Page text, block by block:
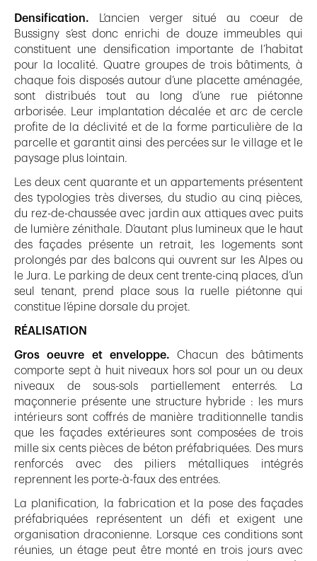
Densification. L’ancien verger situé au coeur de
Bussigny s’est donc enrichi de douze immeubles qui
constituent une densification importante de l’habitat
pour la localité. Quatre groupes de trois bâtiments, à
chaque fois disposés autour d’une placette aménagée,
sont distribués tout au long d’une rue piétonne
arborisée. Leur implantation décalée et arc de cercle
profite de la déclivité et de la forme particulière de la
parcelle et garantit ainsi des percées sur le village et le
paysage plus lointain.
Les deux cent quarante et un appartements présentent
des typologies très diverses, du studio au cinq pièces,
du rez-de-chaussée avec jardin aux attiques avec puits
de lumière zénithale. D’autant plus lumineux que le haut
des façades présente un retrait, les logements sont
prolongés par des balcons qui ouvrent sur les Alpes ou
le Jura. Le parking de deux cent trente-cinq places, d’un
seul tenant, prend place sous la ruelle piétonne qui
constitue l’épine dorsale du projet.
RÉALISATION
Gros oeuvre et enveloppe. Chacun des bâtiments
comporte sept à huit niveaux hors sol pour un ou deux
niveaux de sous-sols partiellement enterrés. La
maçonnerie présente une structure hybride : les murs
intérieurs sont coffrés de manière traditionnelle tandis
que les façades extérieures sont composées de trois
mille six cents pièces de béton préfabriquées. Des murs
renforcés avec des piliers métalliques intégrés
reprennent les porte-à-faux des entrées.
La planification, la fabrication et la pose des façades
préfabriquées représentent un défi et exigent une
organisation draconienne. Lorsque ces conditions sont
réunies, un étage peut être monté en trois jours avec